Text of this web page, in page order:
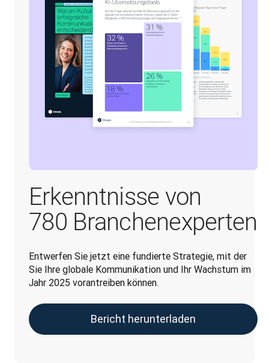
Erkenntnisse von
780 Branchenexperten
Entwerfen Sie jetzt eine fundierte Strategie, mit der
Sie Ihre globale Kommunikation und Ihr Wachstum im
Jahr 2025 vorantreiben können.
Bericht herunterladen